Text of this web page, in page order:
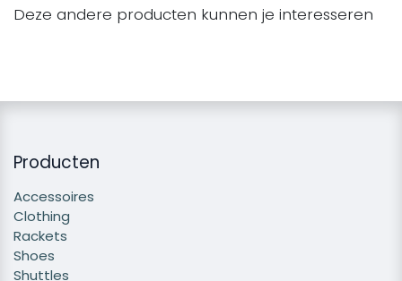
Deze andere producten kunnen je interesseren
Producten
Accessoires
Clothing
Rackets
Shoes
Shuttles